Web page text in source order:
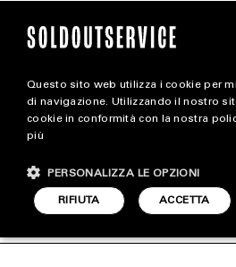
magazine
STYLE
MA-1 JACKET
Questo sito web utilizza i cookie per
di navigazione. Utilizzando il nostro
cookie in conformità con la nostra
più
ACCETTA
RIFIUTA
PERSONALIZZA LE OPZIONI